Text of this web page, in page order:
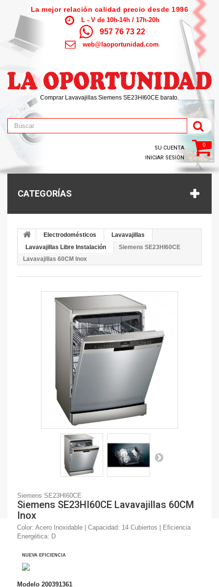
La mejor relación calidad precio desde 1996
L - V de 10h-14h / 17h-20h
957 76 73 22
web@laoportunidad.com
Comprar Lavavajillas Siemens SE23HI60CE barato.
0
SU CUENTA
INICIAR SESIÓN
CATEGORÍAS
Electrodomésticos
Lavavajillas
Lavavajillas Libre Instalación
Siemens SE23HI60CE
Lavavajillas 60CM Inox
Siemens SE23HI60CE
Siemens SE23HI60CE Lavavajillas 60CM
Inox
Color: Acero Inoxidable | Capacidad: 14 Cubiertos | Eficiencia
Energética: D
NUEVA EFICIENCIA
Modelo 200391361